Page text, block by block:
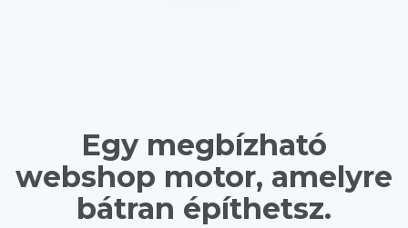
Egy megbízható
webshop motor, amelyre
bátran építhetsz.